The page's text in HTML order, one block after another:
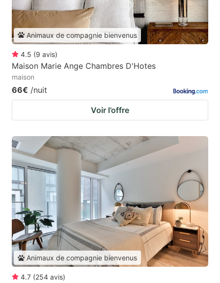
Animaux de compagnie bienvenus
4.5 (9 avis)
Maison Marie Ange Chambres D'Hotes
maison
66€ /nuit
Voir l’offre
Animaux de compagnie bienvenus
4.7 (254 avis)